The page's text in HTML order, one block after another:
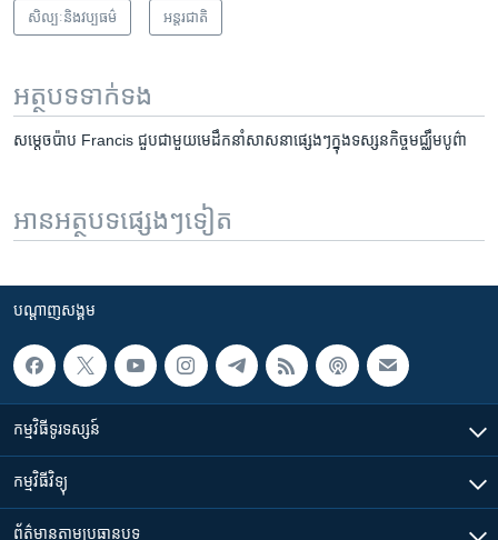
សិល្បៈនិងវប្បធម៌ អន្តរជាតិ
អត្ថបទ​ទាក់ទង
សម្តេចប៉ាប Francis ជួប​ជាមួយ​មេដឹកនាំ​សាសនា​ផ្សេងៗ​ក្នុង​ទស្សនកិច្ច​មជ្ឈឹម​បូព៌ា
អានអត្ថបទផ្សេងៗទៀត
បណ្តាញ​សង្គម
កម្មវិធី​ទូរទស្សន៍
កម្មវិធី​វិទ្យុ
ព័ត៌មាន​តាមប្រធានបទ​